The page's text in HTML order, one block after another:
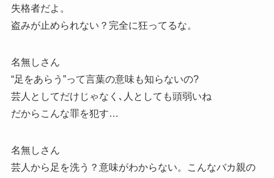
失格者だよ。
盗みが止められない？完全に狂ってるな。
名無しさん
“足をあらう”って言葉の意味も知らないの?
芸人としてだけじゃなく､人としても頭弱いね
だからこんな罪を犯す…
名無しさん
芸人から足を洗う？意味がわからない。こんなバカ親の